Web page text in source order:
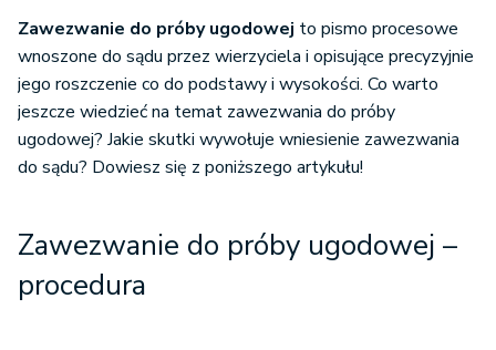
Zawezwanie do próby ugodowej to pismo procesowe
wnoszone do sądu przez wierzyciela i opisujące precyzyjnie
jego roszczenie co do podstawy i wysokości. Co warto
jeszcze wiedzieć na temat zawezwania do próby
ugodowej? Jakie skutki wywołuje wniesienie zawezwania
do sądu? Dowiesz się z poniższego artykułu!
Zawezwanie do próby ugodowej –
procedura